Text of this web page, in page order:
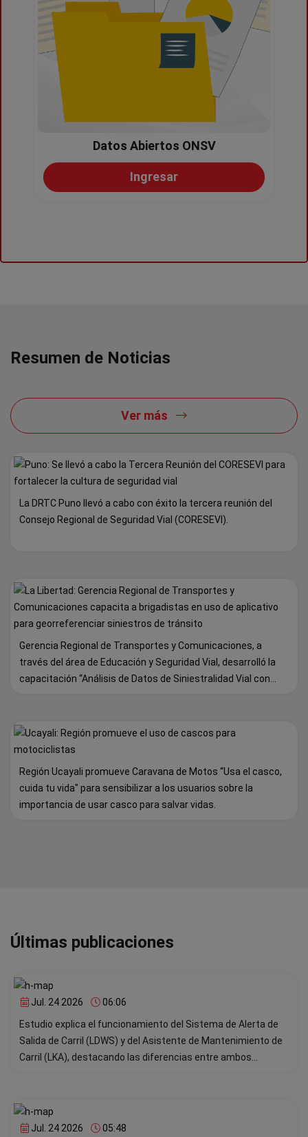
Datos Abiertos ONSV
Ingresar
Resumen de Noticias
Ver más
La DRTC Puno llevó a cabo con éxito la tercera reunión del
Consejo Regional de Seguridad Vial (CORESEVI).
Gerencia Regional de Transportes y Comunicaciones, a
través del área de Educación y Seguridad Vial, desarrolló la
capacitación “Análisis de Datos de Siniestralidad Vial con
Región Ucayali promueve Caravana de Motos “Usa el casco,
cuida tu vida" para sensibilizar a los usuarios sobre la
importancia de usar casco para salvar vidas.
Últimas publicaciones
Jul. 24 2026
06:06
Estudio explica el funcionamiento del Sistema de Alerta de
Salida de Carril (LDWS) y del Asistente de Mantenimiento de
Carril (LKA), destacando las diferencias entre ambos
Jul. 24 2026
05:48